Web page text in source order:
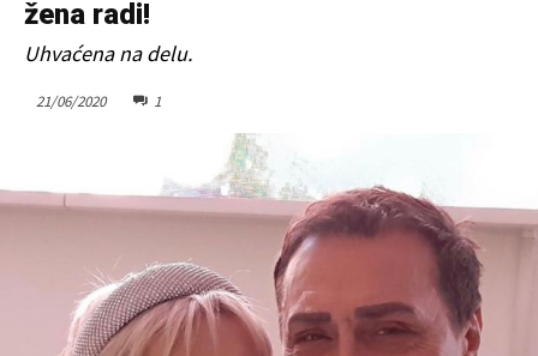
žena radi!
Uhvaćena na delu.
21/06/2020 1